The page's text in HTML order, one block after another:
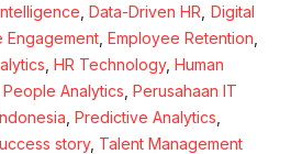
,Data-Driven HR Digital
Engagement, Employee Retention
HR Technology,Human
People Analytics ,Perusahaan IT
Predictive Analytics
story, Talent Management